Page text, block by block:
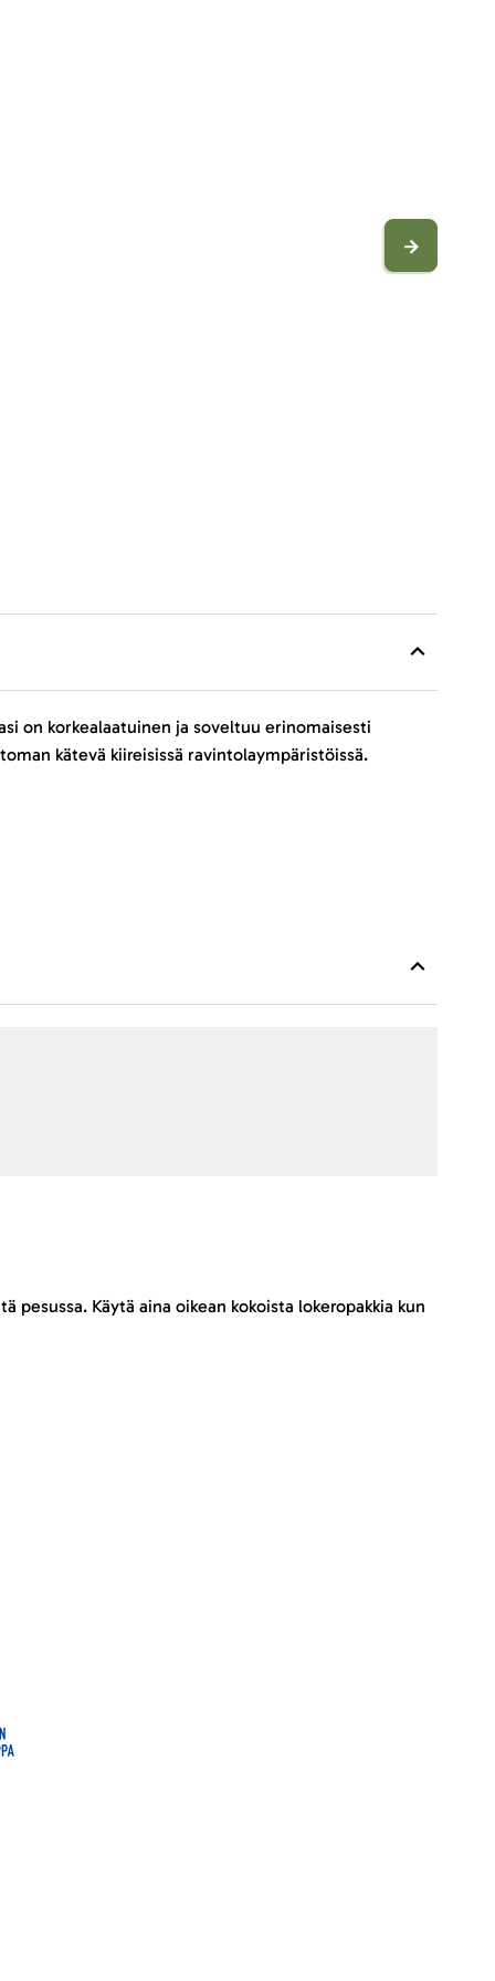
on korkealaatuinen ja soveltuu erinomaisesti
kätevä kiireisissä ravintolaympäristöissä.
Käytä aina oikean kokoista lokeropakkia kun